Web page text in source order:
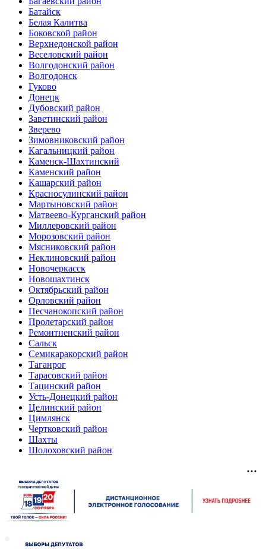
Батайск
Белая Калитва
Боковской район
Верхнедонской район
Веселовский район
Волгодонский район
Волгодонск
Гуково
Донецк
Дубовский район
Заветинский район
Зверево
Зимовниковский район
Кагальницкий район
Каменск-Шахтинский
Каменский район
Кашарский район
Красносулинский район
Мартыновский район
Матвеево-Курганский район
Миллеровский район
Морозовский район
Мясниковский район
Неклиновский район
Новочеркасск
Новошахтинск
Октябрьский район
Орловский район
Песчанокопский район
Пролетарский район
Ремонтненский район
Сальск
Семикаракорский район
Таганрог
Тарасовский район
Тацинский район
Усть-Донецкий район
Целинский район
Цимлянск
Чертковский район
Шахты
Шолоховский район